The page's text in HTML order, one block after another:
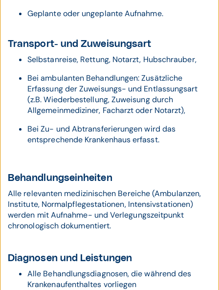
Geplante oder ungeplante Aufnahme.
Transport- und Zuweisungsart
Selbstanreise, Rettung, Notarzt, Hubschrauber,
Bei ambulanten Behandlungen: Zusätzliche
Erfassung der Zuweisungs- und Entlassungsart
(z.B. Wiederbestellung, Zuweisung durch
Allgemeinmediziner, Facharzt oder Notarzt),
Bei Zu- und Abtransferierungen wird das
entsprechende Krankenhaus erfasst.
Behandlungseinheiten
Alle relevanten medizinischen Bereiche (Ambulanzen,
Institute, Normalpflegestationen, Intensivstationen)
werden mit Aufnahme- und Verlegungszeitpunkt
chronologisch dokumentiert.
Diagnosen und Leistungen
Alle Behandlungsdiagnosen, die während des
Krankenaufenthaltes vorliegen